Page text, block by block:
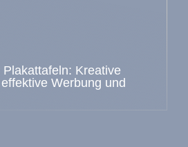
Kreative
Werbung und